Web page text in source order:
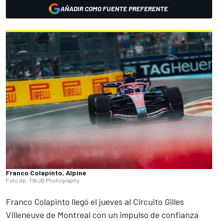
AÑADIR COMO FUENTE PREFERENTE
Franco Colapinto, Alpine
Foto de: TWJB Photography
Franco Colapinto llegó el jueves al Circuito Gilles
Villeneuve de Montreal con un impulso de confianza